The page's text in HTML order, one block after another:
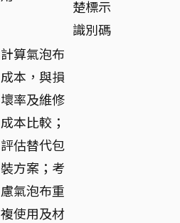
楚標示
識別碼
計算氣泡布
成本，與損
壞率及維修
成本比較；
評估替代包
裝方案；考
慮氣泡布重
複使用及材